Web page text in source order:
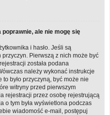
ale nie mogę się
i hasło. Jeśli są
Pierwszą z nich może być
została podana
należy wykonać instrukcje
było przyczyną, być może nie
witryny przed pierwszym
rejestracji przez osobę rejestrującą
o tym była wyświetlona podczas
wiadomość e-mail, postępuj